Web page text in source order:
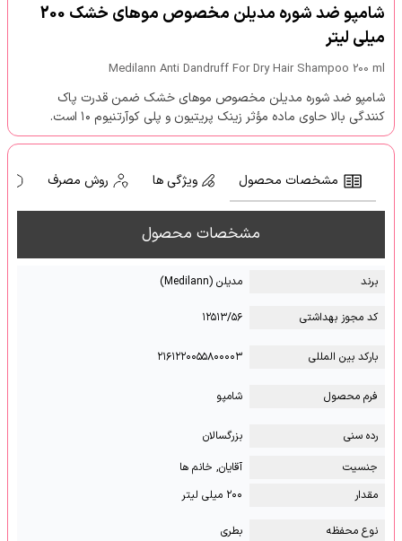
شامپو ضد شوره مدیلن مخصوص موهای خشک 200
میلی لیتر
Medilann Anti Dandruff For Dry Hair Shampoo 200 ml
شامپو ضد شوره مدیلن مخصوص موهای خشک ضمن قدرت پاک
کنندگی بالا حاوی ماده مؤثر زینک پریتیون و پلی کوآرتنیوم ۱۰ است.
مشخصات محصول ویژگی ها روش مصرف
مشخصات محصول
برند مدیلن (Medilann)
کد مجوز بهداشتی ۱۲۵۱۳/۵۶
بارکد بین المللی ۲۱۶۱۲۲۰۰۵۵۸۰۰۰۰۳
فرم محصول شامپو
رده سنی
بزرگسالان
جنسیت
آقایان, خانم ها
مقدار
۲۰۰ میلی لیتر
نوع محفظه بطری